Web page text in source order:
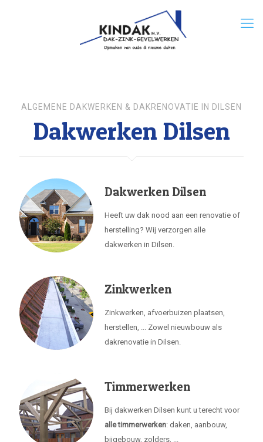
ALGEMENE DAKWERKEN & DAKRENOVATIE IN DILSEN
Dakwerken Dilsen
Dakwerken Dilsen
Heeft uw dak nood aan een renovatie of
herstelling? Wij verzorgen alle
dakwerken in Dilsen.
Zinkwerken
Zinkwerken, afvoerbuizen plaatsen,
herstellen, ... Zowel nieuwbouw als
dakrenovatie in Dilsen.
Timmerwerken
Bij dakwerken Dilsen kunt u terecht voor
alle timmerwerken: daken, aanbouw,
bijgebouw, zolders, ...